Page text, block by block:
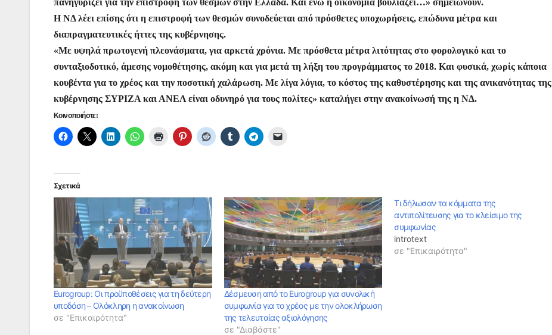
πανηγυρίζει για την επιστροφή των θεσμών στην Ελλάδα. Και ενώ η οικονομία βουλιάζει…» σημειώνουν.
Η ΝΔ λέει επίσης ότι η επιστροφή των θεσμών συνοδεύεται από πρόσθετες υποχωρήσεις, επώδυνα μέτρα και
διαπραγματευτικές ήττες της κυβέρνησης.
«Με υψηλά πρωτογενή πλεονάσματα, για αρκετά χρόνια. Με πρόσθετα μέτρα λιτότητας στο φορολογικό και το
συνταξιοδοτικό, άμεσης νομοθέτησης, ακόμη και για μετά τη λήξη του προγράμματος το 2018. Και φυσικά, χωρίς κάποια
κουβέντα για το χρέος και την ποσοτική χαλάρωση. Με λίγα λόγια, το κόστος της καθυστέρησης και της ανικανότητας της
κυβέρνησης ΣΥΡΙΖΑ και ΑΝΕΛ είναι οδυνηρό για τους πολίτες» καταλήγει στην ανακοίνωσή της η ΝΔ.
Κοινοποιήστε:
Σχετικά
Eurogroup: Oι προϋποθέσεις για τη δεύτερη
υποδόση – Ολόκληρη η ανακοίνωση
σε "Επικαιρότητα"
Δέσμευση από το Eurogroup για συνολική
συμφωνία για το χρέος με την ολοκλήρωση
της τελευταίας αξιολόγησης
σε "Διαβάστε"
Tι δήλωσαν τα κόμματα της
αντιπολίτευσης για το κλείσιμο της
συμφωνίας
introtext
σε "Επικαιρότητα"